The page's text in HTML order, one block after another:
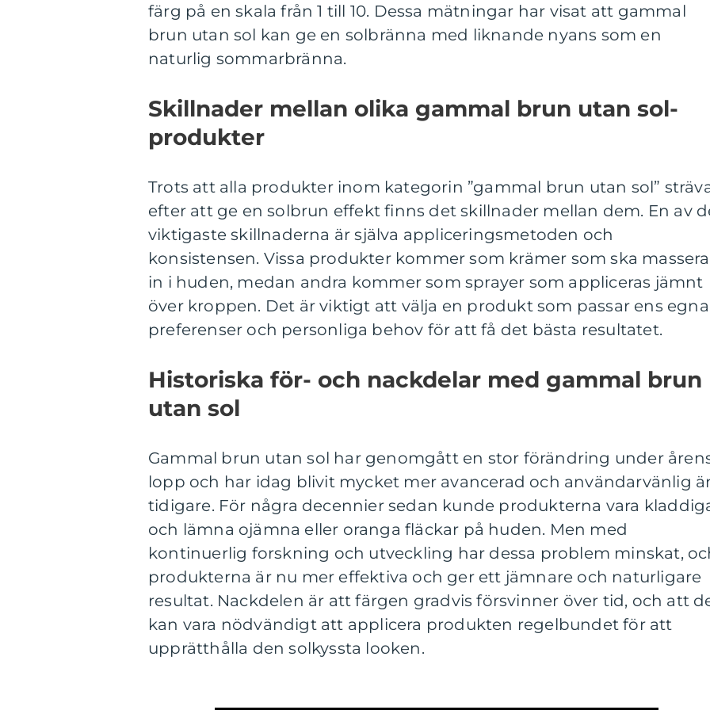
färg på en skala från 1 till 10. Dessa mätningar har visat att gammal
brun utan sol kan ge en solbränna med liknande nyans som en
naturlig sommarbränna.
Skillnader mellan olika gammal brun utan sol-
produkter
Trots att alla produkter inom kategorin ”gammal brun utan sol”
efter att ge en solbrun effekt finns det skillnader mellan dem. En av
viktigaste skillnaderna är själva appliceringsmetoden och
konsistensen. Vissa produkter kommer som krämer som ska
in i huden, medan andra kommer som sprayer som appliceras jämnt
över kroppen. Det är viktigt att välja en produkt som passar ens egna
preferenser och personliga behov för att få det bästa resultatet.
Historiska för- och nackdelar med gammal brun
utan sol
Gammal brun utan sol har genomgått en stor förändring under
lopp och har idag blivit mycket mer avancerad och användarvänlig
tidigare. För några decennier sedan kunde produkterna vara
och lämna ojämna eller oranga fläckar på huden. Men med
kontinuerlig forskning och utveckling har dessa problem minskat,
produkterna är nu mer effektiva och ger ett jämnare och naturligare
resultat. Nackdelen är att färgen gradvis försvinner över tid, och att
kan vara nödvändigt att applicera produkten regelbundet för att
upprätthålla den solkyssta looken.